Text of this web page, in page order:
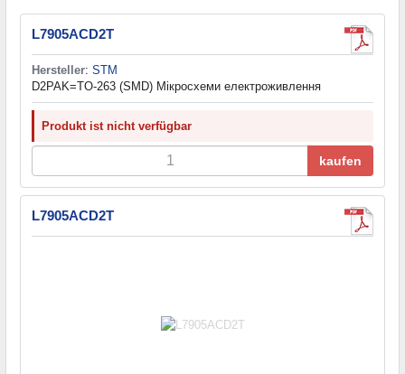
L7905ACD2T
Hersteller: STM
D2PAK=TO-263 (SMD) Мікросхеми електроживлення
Produkt ist nicht verfügbar
kaufen
L7905ACD2T